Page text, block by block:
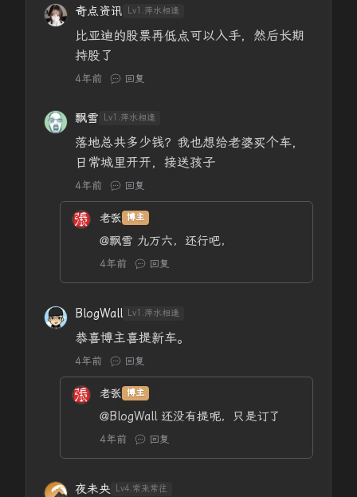
奇点资讯 Lv1.萍水相逢
比亚迪的股票再低点可以入手，然后长期
持股了
4年前 回复
飘雪 Lv1.萍水相逢
落地总共多少钱？我也想给老婆买个车，
日常城里开开，接送孩子
4年前 回复
老张 博主
@飘雪 九万六，还行吧，
4年前 回复
BlogWall Lv1.萍水相逢
恭喜博主喜提新车。
4年前 回复
老张 博主
@BlogWall还没有提呢，只是订了
4年前 回复
夜未央 Lv4.常来常往